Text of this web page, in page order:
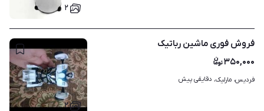
۲
۲
فروش فوری ماشین رباتیک
۳۵۰,۰۰۰
فردیس، مارلیک، دقایقی پیش